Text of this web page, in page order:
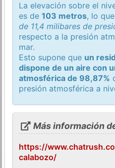
La elevación sobre el
es de103 metros, lo
de 11,4 milibares de
respecto a la presión
mar.
Esto supone que un
dispone de un aire con
atmosférica de 98,87%
presión atmosférica a
Más información
https://
calabozo/